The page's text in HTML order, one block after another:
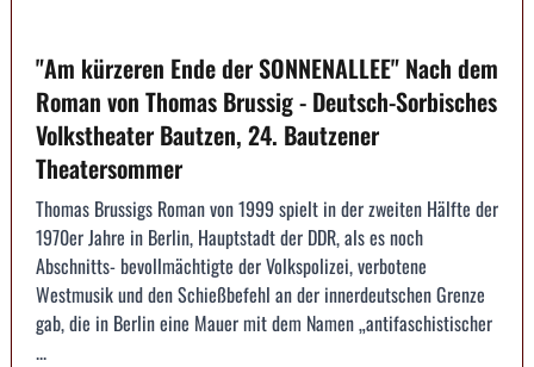
"Am kürzeren Ende der SONNENALLEE" Nach dem
Roman von Thomas Brussig - Deutsch-Sorbisches
Volkstheater Bautzen, 24. Bautzener
Theatersommer
Thomas Brussigs Roman von 1999 spielt in der zweiten Hälfte der
1970er Jahre in Berlin, Hauptstadt der DDR, als es noch
Abschnitts- bevollmächtigte der Volkspolizei, verbotene
Westmusik und den Schießbefehl an der innerdeutschen Grenze
gab, die in Berlin eine Mauer mit dem Namen „antifaschistischer
...